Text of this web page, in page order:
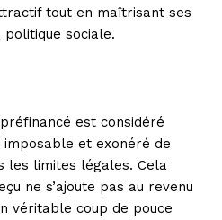
tout en maîtrisant ses
sociale.
est considéré
et exonéré de
les limites légales. Cela
ne s’ajoute pas au revenu
véritable coup de pouce